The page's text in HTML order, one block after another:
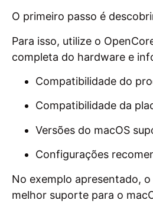
O primeiro passo é
Para isso, utilize o
completa do hardware e
Compatibilidade do
Compatibilidade da
Versões do macOS
Configurações
No exemplo apresentado,
melhor suporte para o